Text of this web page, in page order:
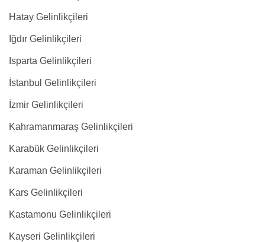
Hatay Gelinlikçileri
Iğdır Gelinlikçileri
Isparta Gelinlikçileri
İstanbul Gelinlikçileri
İzmir Gelinlikçileri
Kahramanmaraş Gelinlikçileri
Karabük Gelinlikçileri
Karaman Gelinlikçileri
Kars Gelinlikçileri
Kastamonu Gelinlikçileri
Kayseri Gelinlikçileri